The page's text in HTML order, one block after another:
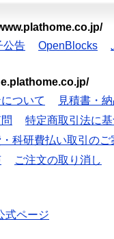
公告 OpenBlocks
ついて
見積書・
特定商取引法に
科研費払い取引のご
ご注文の取り消し
式ページ